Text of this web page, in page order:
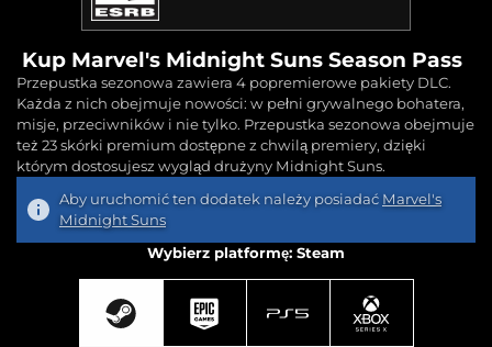
Kup Marvel's Midnight Suns Season Pass
Przepustka sezonowa zawiera 4 popremierowe pakiety DLC.
Każda z nich obejmuje nowości: w pełni grywalnego bohatera,
misje, przeciwników i nie tylko. Przepustka sezonowa obejmuje
też 23 skórki premium dostępne z chwilą premiery, dzięki
którym dostosujesz wygląd drużyny Midnight Suns.
Aby uruchomić ten dodatek należy posiadać Marvel's
Midnight Suns
Wybierz platformę: Steam